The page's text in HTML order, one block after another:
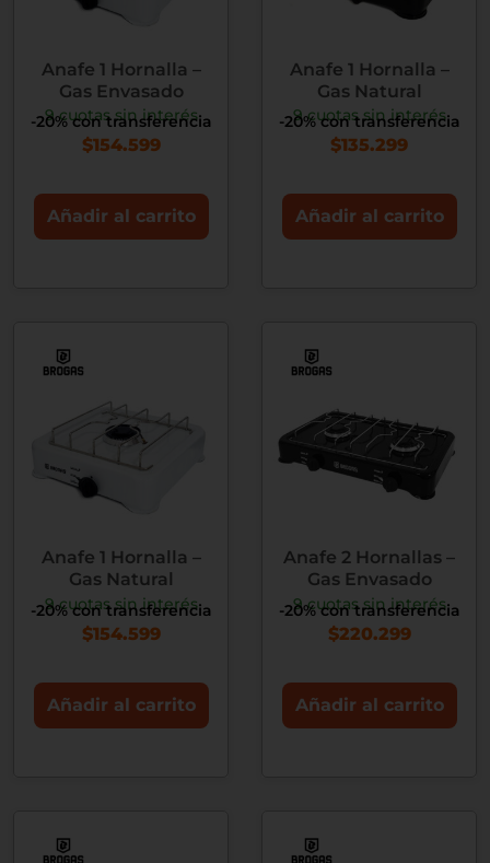
Anafe 1 Hornalla –
Gas Envasado
9 cuotas sin interés
-20% con transferencia
$154.599
Añadir al carrito
Anafe 1 Hornalla –
Gas Natural
9 cuotas sin interés
-20% con transferencia
$135.299
Añadir al carrito
Anafe 1 Hornalla –
Gas Natural
9 cuotas sin interés
-20% con transferencia
$154.599
Añadir al carrito
Anafe 2 Hornallas –
Gas Envasado
9 cuotas sin interés
-20% con transferencia
$220.299
Añadir al carrito